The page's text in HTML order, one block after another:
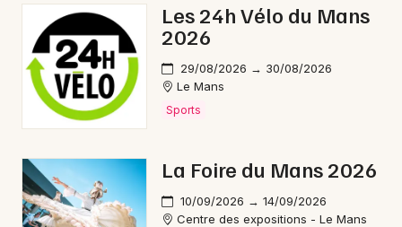
Les 24h Vélo du Mans
2026
29/08/2026 → 30/08/2026
Le Mans
Sports
La Foire du Mans 2026
10/09/2026 → 14/09/2026
Centre des expositions - Le Mans